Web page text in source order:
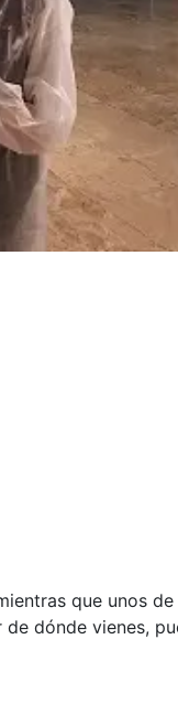
que unos
dónde vienes,